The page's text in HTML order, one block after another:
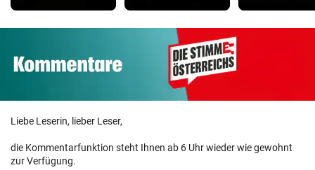
Liebe Leserin, lieber Leser,
die Kommentarfunktion steht Ihnen ab 6 Uhr wieder wie gewohnt
zur Verfügung.